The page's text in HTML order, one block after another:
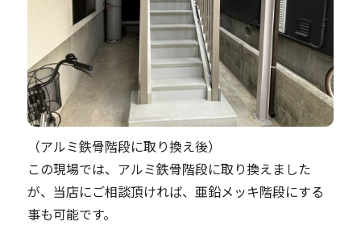
（アルミ鉄骨階段に取り換え後）
この現場では、アルミ鉄骨階段に取り換えました
が、当店にご相談頂ければ、亜鉛メッキ階段にする
事も可能です。